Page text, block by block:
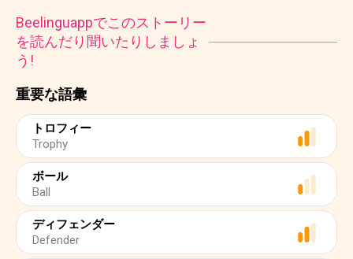
重要な語彙
トロフィー
Trophy
ボール
Ball
ディフェンダー
Defender
Beelinguappでこのストーリー
を読んだり聞いたりしましょ
う!